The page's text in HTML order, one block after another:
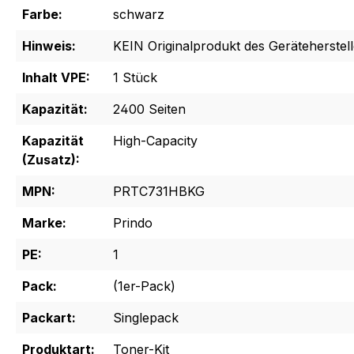
Farbe:
schwarz
Hinweis:
KEIN Originalprodukt des
Inhalt VPE:
1 Stück
Kapazität:
2400 Seiten
Kapazität
(Zusatz):
High-Capacity
MPN:
PRTC731HBKG
Marke:
Prindo
PE:
1
Pack:
(1er-Pack)
Packart:
Singlepack
Produktart:
Toner-Kit